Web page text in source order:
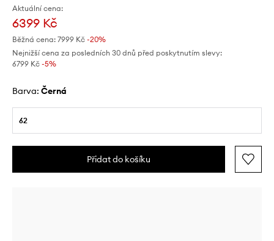
Aktuální cena:
6399 Kč
Běžná cena: 7999 Kč -20%
Nejnižší cena za posledních 30 dnů před poskytnutím slevy:
6799 Kč -5%
Barva: černá
62
Přidat do košíku